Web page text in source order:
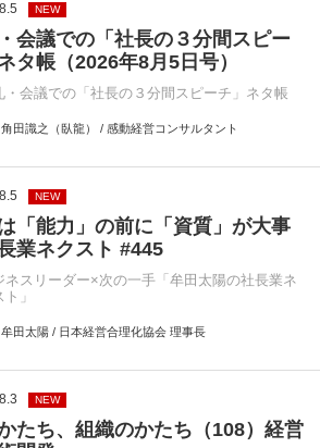
NEW
会議での「社長の３分間スピー
タ帳（2026年8月5日号）
・会議での「社長の３分間スピーチ」ネタ帳
角田識之（臥龍） / 感動経営コンサルタント
NEW
「能力」の前に「資質」が大事
業ネクスト #445
ネスリーダー×次の一手「牟田太陽の社長業ネ
」
牟田太陽 / 日本経営合理化協会 理事長
NEW
たち、組織のかたち（108）経営